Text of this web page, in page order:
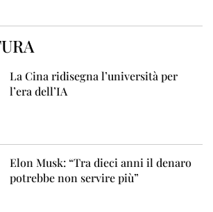
La Cina ridisegna l’università per
l’era dell’IA
Elon Musk: “Tra dieci anni il denaro
potrebbe non servire più”